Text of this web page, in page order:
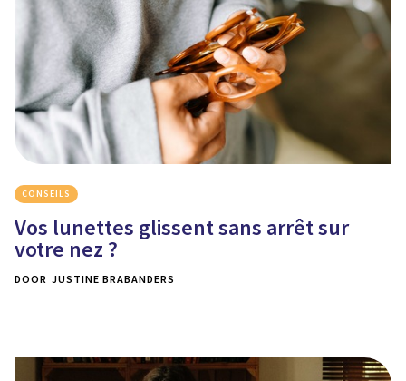
CONSEILS
Vos lunettes glissent sans arrêt sur
votre nez ?
DOOR JUSTINE BRABANDERS